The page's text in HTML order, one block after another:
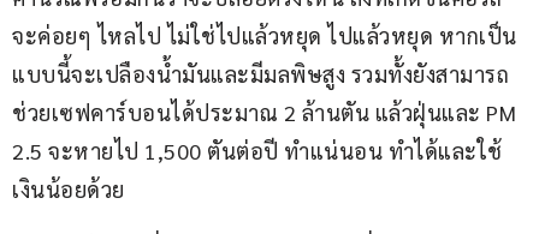
จะค่อยๆ ไหลไป ไม่ใช่ไปแล้วหยุด ไปแล้วหยุด หากเป็น
แบบนี้จะเปลืองน้ำมันและมีมลพิษสูง รวมทั้งยังสามารถ
ช่วยเซฟคาร์บอนได้ประมาณ 2 ล้านตัน แล้วฝุ่นและ PM
2.5 จะหายไป 1,500 ตันต่อปี ทำแน่นอน ทำได้และใช้
เงินน้อยด้วย